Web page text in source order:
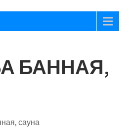
БАННАЯ,
сауна